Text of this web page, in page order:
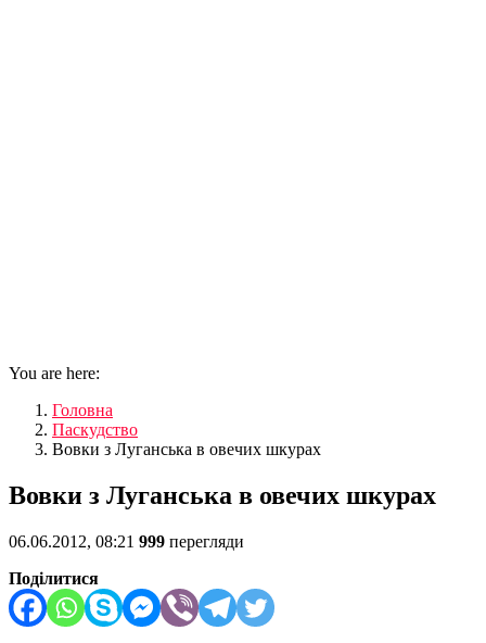
You are here:
Головна
Паскудство
Вовки з Луганська в овечих шкурах
Вовки з Луганська в овечих шкурах
06.06.2012, 08:21 999 перегляди
Поділитися